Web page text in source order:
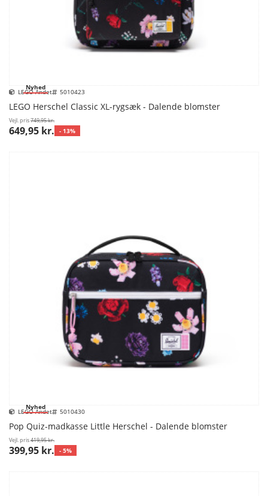
Nyhed
LEGO Andet 5010423
LEGO Herschel Classic XL-rygsæk - Dalende blomster
Vejl. pris749,95 kr.
649,95 kr. - 13%
Nyhed
LEGO Andet 5010430
Pop Quiz-madkasse Little Herschel - Dalende blomster
Vejl. pris419,95 kr.
399,95 kr. - 5%